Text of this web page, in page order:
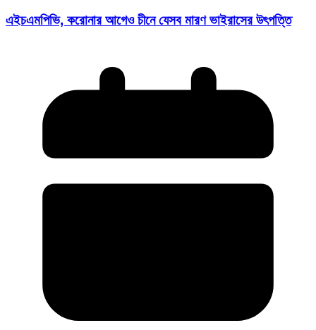
এইচএমপিভি, করোনার আগেও চীনে যেসব মারণ ভাইরাসের উৎপত্তি